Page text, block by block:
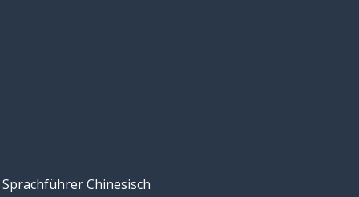
Sprachführer Chinesisch